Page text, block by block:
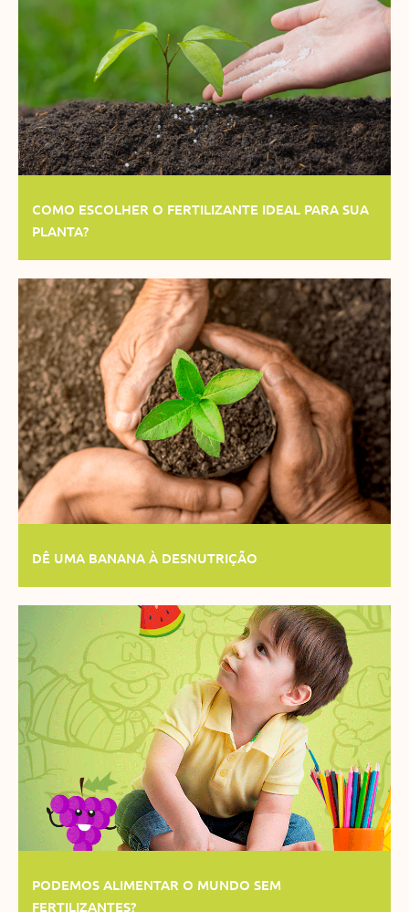
COMO ESCOLHER O FERTILIZANTE IDEAL PARA SUA
PLANTA?
DÊ UMA BANANA À DESNUTRIÇÃO
PODEMOS ALIMENTAR O MUNDO SEM
FERTILIZANTES?